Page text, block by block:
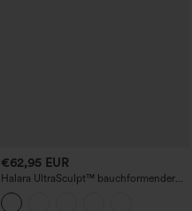
€62,95 EUR
Halara UltraSculpt™ bauchformender
Bootcut-Trainingsjumpsuit mit Taschen
- Easy Peezy Edition